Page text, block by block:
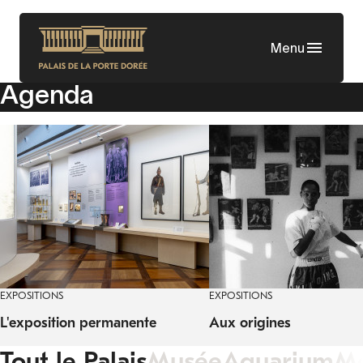
Aller
contenu
principal
Menu
Agenda
EXPOSITIONS
L'exposition permanente
EXPOSITIONS
Aux origines